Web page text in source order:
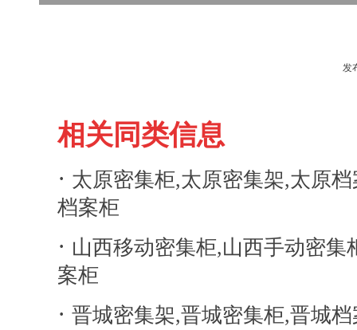
发
相关同类信息
· 太原密集柜,太原密集架,太原
档案柜
· 山西移动密集柜,山西手动密集
案柜
· 晋城密集架,晋城密集柜,晋城档